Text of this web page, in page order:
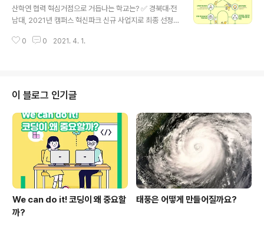
었던 교육부 정책(사업) ✔신청 게시판 바로 가기: https://
bit.ly/31BtYAz ※ 대상사업 선정 정책실명제 심의위원회
업내역서 공개 #교육부 #국민신청실명제 #교육부정책 #
산학연 협력 혁심거점으로 거듭나는 학교는? ✅ 경북대·전
남대, 2021년 캠퍼스 혁신파크 신규 사업지로 최종 선정
변신 ​ ▶자세히 보기 : https://bit.ly/3rD7J7R ​ #교육부
0 0 2021. 4. 1.
이 블로그 인기글
We can do it! 코딩이 왜 중요할
까?
태풍은 어떻게 만들어질까요?